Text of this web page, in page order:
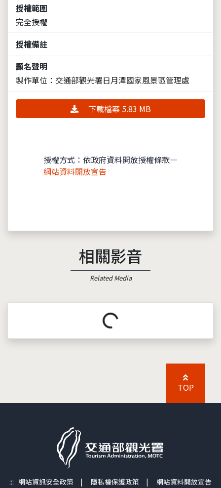
授權範圍
完全授權
授權備註
顯名聲明
製作單位：交通部觀光署日月潭國家風景區管理處
下載檔案 5.83 MB
授權方式：依政府資料開放授權條款—
網站資料開放宣告
相關影音
Related Media
載入中...
TOP
::: 網站資訊安全政策 | 隱私權保護政策 | 網站資料開放宣告